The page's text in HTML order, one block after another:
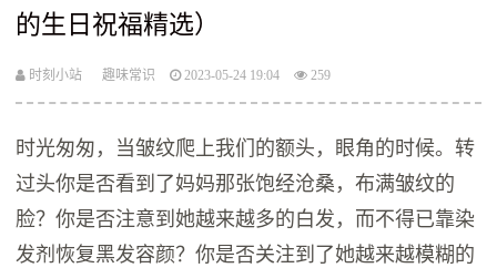
的生日祝福精选）
时刻小站 趣味常识 2023-05-24 19:04 259
时光匆匆，当皱纹爬上我们的额头，眼角的时候。转
过头你是否看到了妈妈那张饱经沧桑，布满皱纹的
脸？你是否注意到她越来越多的白发，而不得已靠染
发剂恢复黑发容颜？你是否关注到了她越来越模糊的